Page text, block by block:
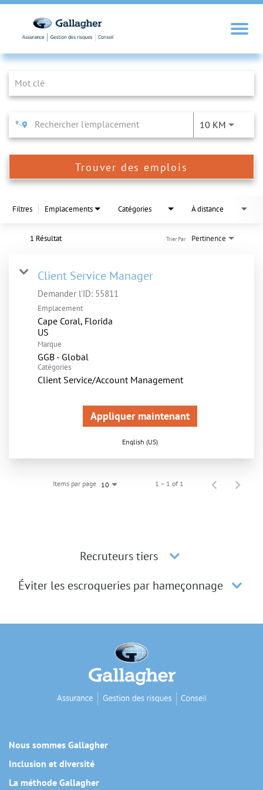
Job Search Page
10 KM
Trouver des emplois
Filtres Emplacements Catégories À distance
1 Résultat Pertinence
Trier Par
Client Service Manager
Demander l'ID: 55811
Emplacement
Cape Coral, Florida
Marque
GGB - Global
Catégories
Client Service/Account Management
Appliquer maintenant
English (US)
Items par page 10 1 – 1 of 1
Recruteurs tiers
Éviter les escroqueries par hameçonnage
Nous sommes Gallagher
Inclusion et diversité
La méthode Gallagher